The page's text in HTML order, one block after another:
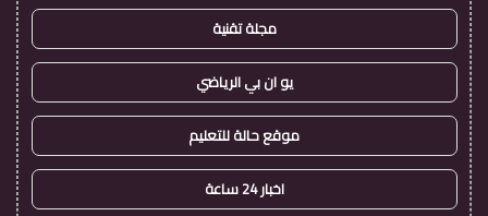
مجلة تقنية
يو ان بي الرياضي
موقع حالة للتعليم
اخبار 24 ساعة